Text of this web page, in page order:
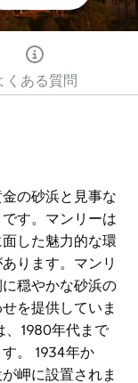
くある質問
の砂浜と見事な
す。マンリーは
した魅力的な環
ります。マンリ
穏やかな砂浜の
を提供していま
、1980年代まで
。 1934年か
岬に設置されま